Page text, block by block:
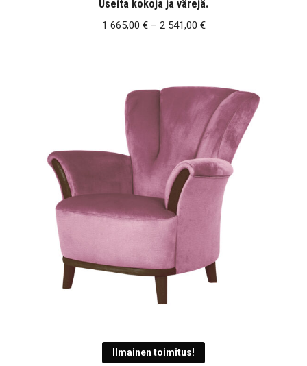
Useita kokoja ja värejä.
1 665,00 € – 2 541,00 €Hintaluokka:
2
541,00 €
Ilmainen toimitus!